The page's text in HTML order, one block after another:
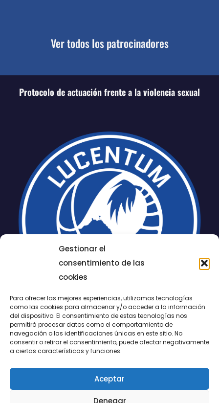
Gestionar el
consentimiento de las
cookies
Para ofrecer las mejores experiencias, utilizamos tecnologías
como las cookies para almacenar y/o acceder a la información
del dispositivo. El consentimiento de estas tecnologías nos
permitirá procesar datos como el comportamiento de
navegación o las identificaciones únicas en este sitio. No
consentir o retirar el consentimiento, puede afectar negativamente
a ciertas características y funciones.
Aceptar
Denegar
Ver todos los patrocinadores
Protocolo de actuación frente a la violencia sexual
LUCENTUM
ALICANTE
CONTACTO